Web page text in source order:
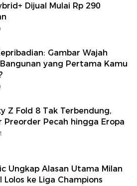
Dijual Mulai Rp 290
Gambar Wajah
yang Pertama Kamu
Z Fold 8 Tak Terbendung,
Preorder Pecah hingga Eropa
Ungkap Alasan Utama Milan
Lolos ke Liga Champions